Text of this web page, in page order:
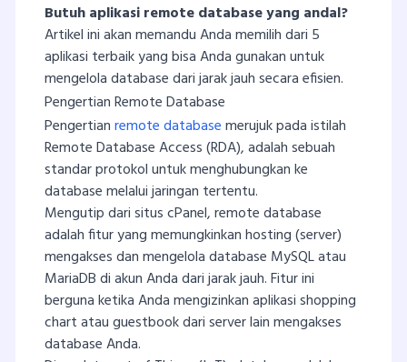
Butuh aplikasi remote database yang andal?
Artikel ini akan memandu Anda memilih dari 5
aplikasi terbaik yang bisa Anda gunakan untuk
mengelola database dari jarak jauh secara efisien.
Pengertian Remote Database
Pengertianremote databasemerujuk pada istilah
Remote Database Access (RDA), adalah sebuah
standar protokol untuk menghubungkan ke
database melalui jaringan tertentu.
Mengutip dari situs cPanel, remote database
adalah fitur yang memungkinkan hosting (server)
mengakses dan mengelola database MySQL atau
MariaDB di akun Anda dari jarak jauh. Fitur ini
berguna ketika Anda mengizinkan aplikasi shopping
chart atau guestbook dari server lain mengakses
database Anda.